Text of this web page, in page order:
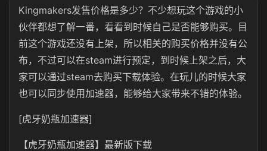
Kingmakers发售价格是多少？不少想玩这个游戏的小
伙伴都想了解一番，看看到时候自己是否能够购买。目
前这个游戏还没有上架，所以相关的购买价格并没有公
布，不过可以在steam进行预定，到时候上架之后，大
家可以通过steam去购买下载体验。在玩儿的时候大家
也可以同步使用加速器，能够给大家带来不错的体验。
[虎牙奶瓶加速器]
【虎牙奶瓶加速器】最新版下载